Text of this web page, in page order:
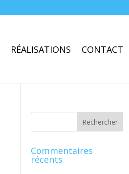
RÉALISATIONS CONTACT
Commentaires
récents